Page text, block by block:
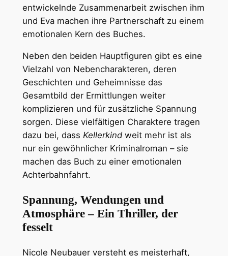
entwickelnde Zusammenarbeit zwischen ihm
und Eva machen ihre Partnerschaft zu einem
emotionalen Kern des Buches.
Neben den beiden Hauptfiguren gibt es eine
Vielzahl von Nebencharakteren, deren
Geschichten und Geheimnisse das
Gesamtbild der Ermittlungen weiter
komplizieren und für zusätzliche Spannung
sorgen. Diese vielfältigen Charaktere tragen
dazu bei, dass Kellerkindweit mehr ist als
nur ein gewöhnlicher Kriminalroman – sie
machen das Buch zu einer emotionalen
Achterbahnfahrt.
Spannung, Wendungen und
Atmosphäre – Ein Thriller, der
fesselt
Nicole Neubauer versteht es meisterhaft,